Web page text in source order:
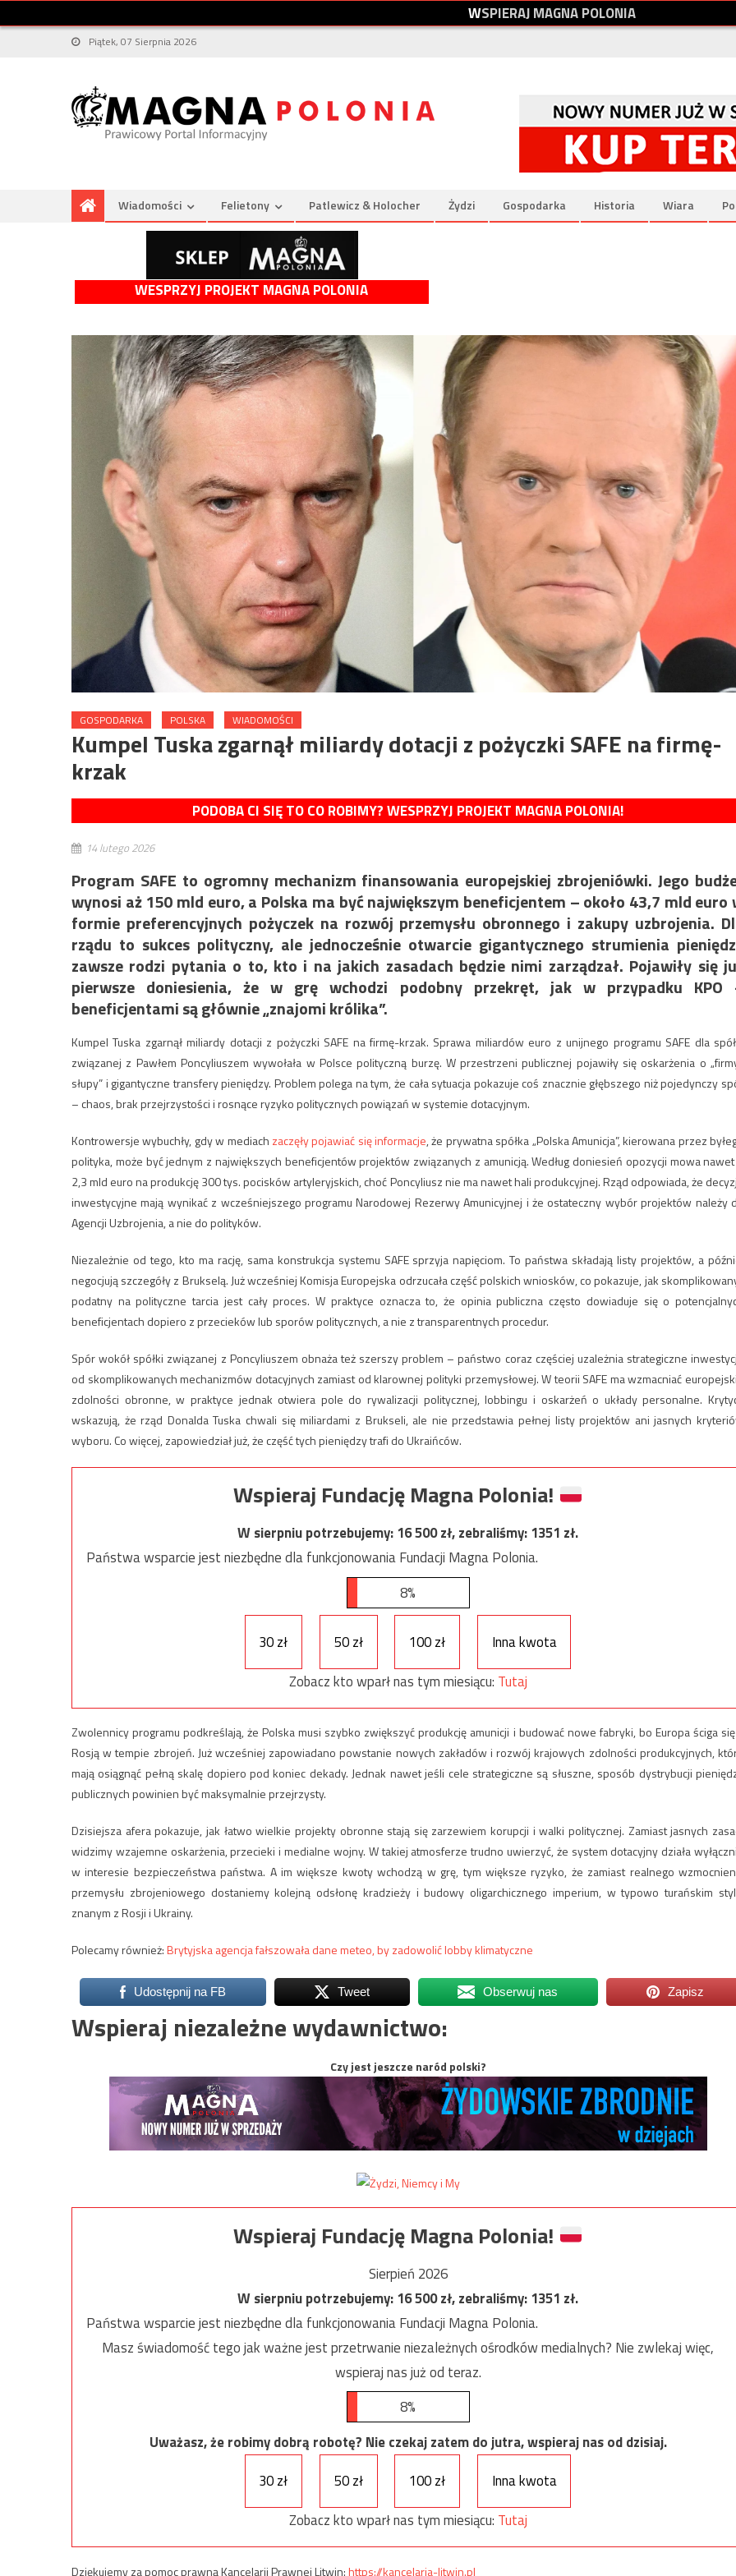
WSPIERAJMAGNAPOLONIA
Piątek, 07 Sierpnia 2026
Wiadomości Felietony Patlewicz & Holocher Żydzi Gospodarka Historia Wiara
WESPRZYJ PROJEKT MAGNA POLONIA
GOSPODARKA POLSKA WIADOMOŚCI
Kumpel Tuska zgarnął miliardy dotacji z pożyczki SAFE na firmę-
krzak
PODOBA CI SIĘ TO CO ROBIMY? WESPRZYJ PROJEKT MAGNA POLONIA!
14 lutego 2026
Program SAFE to ogromny mechanizm finansowania europejskiej zbrojeniówki. Jego
wynosi aż 150 mld euro, a Polska ma być największym beneficjentem – około 43,7 mld euro
formie preferencyjnych pożyczek na rozwój przemysłu obronnego i zakupy uzbrojenia.
rządu to sukces polityczny, ale jednocześnie otwarcie gigantycznego strumienia
zawsze rodzi pytania o to, kto i na jakich zasadach będzie nimi zarządzał. Pojawiły się
pierwsze doniesienia, że w grę wchodzi podobny przekręt, jak w przypadku KPO
beneficjentami są głównie „znajomi królika”.
Kumpel Tuska zgarnął miliardy dotacji z pożyczki SAFE na firmę-krzak. Sprawa miliardów euro z unijnego programu SAFE dla
związanej z Pawłem Poncyliuszem wywołała w Polsce polityczną burzę. W przestrzeni publicznej pojawiły się oskarżenia o
słupy” i gigantyczne transfery pieniędzy. Problem polega na tym, że cała sytuacja pokazuje coś znacznie głębszego niż pojedynczy
– chaos, brak przejrzystości i rosnące ryzyko politycznych powiązań w systemie dotacyjnym.
Kontrowersje wybuchły, gdy w mediach zaczęły pojawiać się informacje, że prywatna spółka „Polska Amunicja”, kierowana przez
polityka, może być jednym z największych beneficjentów projektów związanych z amunicją. Według doniesień opozycji mowa
2,3 mld euro na produkcję 300 tys. pocisków artyleryjskich, choć Poncyliusz nie ma nawet hali produkcyjnej. Rząd odpowiada, że
inwestycyjne mają wynikać z wcześniejszego programu Narodowej Rezerwy Amunicyjnej i że ostateczny wybór projektów należy
Agencji Uzbrojenia, a nie do polityków.
Niezależnie od tego, kto ma rację, sama konstrukcja systemu SAFE sprzyja napięciom. To państwa składają listy projektów, a
negocjują szczegóły z Brukselą. Już wcześniej Komisja Europejska odrzucała część polskich wniosków, co pokazuje, jak
podatny na polityczne tarcia jest cały proces. W praktyce oznacza to, że opinia publiczna często dowiaduje się o
beneficjentach dopiero z przecieków lub sporów politycznych, a nie z transparentnych procedur.
Spór wokół spółki związanej z Poncyliuszem obnaża też szerszy problem – państwo coraz częściej uzależnia strategiczne
od skomplikowanych mechanizmów dotacyjnych zamiast od klarownej polityki przemysłowej. W teorii SAFE ma wzmacniać
zdolności obronne, w praktyce jednak otwiera pole do rywalizacji politycznej, lobbingu i oskarżeń o układy personalne.
wskazują, że rząd Donalda Tuska chwali się miliardami z Brukseli, ale nie przedstawia pełnej listy projektów ani jasnych
wyboru. Co więcej, zapowiedział już, że część tych pieniędzy trafi do Ukraińców.
Wspieraj Fundację Magna Polonia!
W sierpniu potrzebujemy:16 500zł, zebraliśmy:1351 zł.
Państwa wsparcie jest niezbędne dla funkcjonowania Fundacji Magna Polonia.
8%
30 zł 50 zł 100 zł
Inna kwota
Zobacz kto wparł nas tym miesiącu: Tutaj
Zwolennicy programu podkreślają, że Polska musi szybko zwiększyć produkcję amunicji i budować nowe fabryki, bo Europa ściga
Rosją w tempie zbrojeń. Już wcześniej zapowiadano powstanie nowych zakładów i rozwój krajowych zdolności produkcyjnych,
mają osiągnąć pełną skalę dopiero pod koniec dekady. Jednak nawet jeśli cele strategiczne są słuszne, sposób dystrybucji
publicznych powinien być maksymalnie przejrzysty.
Dzisiejsza afera pokazuje, jak łatwo wielkie projekty obronne stają się zarzewiem korupcji i walki politycznej. Zamiast jasnych
widzimy wzajemne oskarżenia, przecieki i medialne wojny. W takiej atmosferze trudno uwierzyć, że system dotacyjny działa
w interesie bezpieczeństwa państwa. A im większe kwoty wchodzą w grę, tym większe ryzyko, że zamiast realnego
przemysłu zbrojeniowego dostaniemy kolejną odsłonę kradzieży i budowy oligarchicznego imperium, w typowo turańskim
znanym z Rosji i Ukrainy.
Polecamy również:Brytyjska agencja fałszowała dane meteo, by zadowolić lobby klimatyczne
Udostępnij na FB Tweet Obserwuj nas Zapisz
Wspieraj niezależne wydawnictwo:
Czy jest jeszcze naród polski?
Wspieraj Fundację Magna Polonia!
Sierpień 2026
W sierpniu potrzebujemy:16 500zł, zebraliśmy:1351 zł.
Państwa wsparcie jest niezbędne dla funkcjonowania Fundacji Magna Polonia.
Masz świadomość tego jak ważne jest przetrwanie niezależnych ośrodków medialnych? Nie zwlekaj więc,
wspieraj nas już od teraz.
8%
Uważasz, że robimy dobrą robotę? Nie czekaj zatem do jutra, wspieraj nas od dzisiaj.
30 zł
50 zł 100 zł
Inna kwota
Zobacz kto wparł nas tym miesiącu: Tutaj
Dziękujemy za pomoc prawną Kancelarii Prawnej Litwin:https://kancelaria-litwin.pl